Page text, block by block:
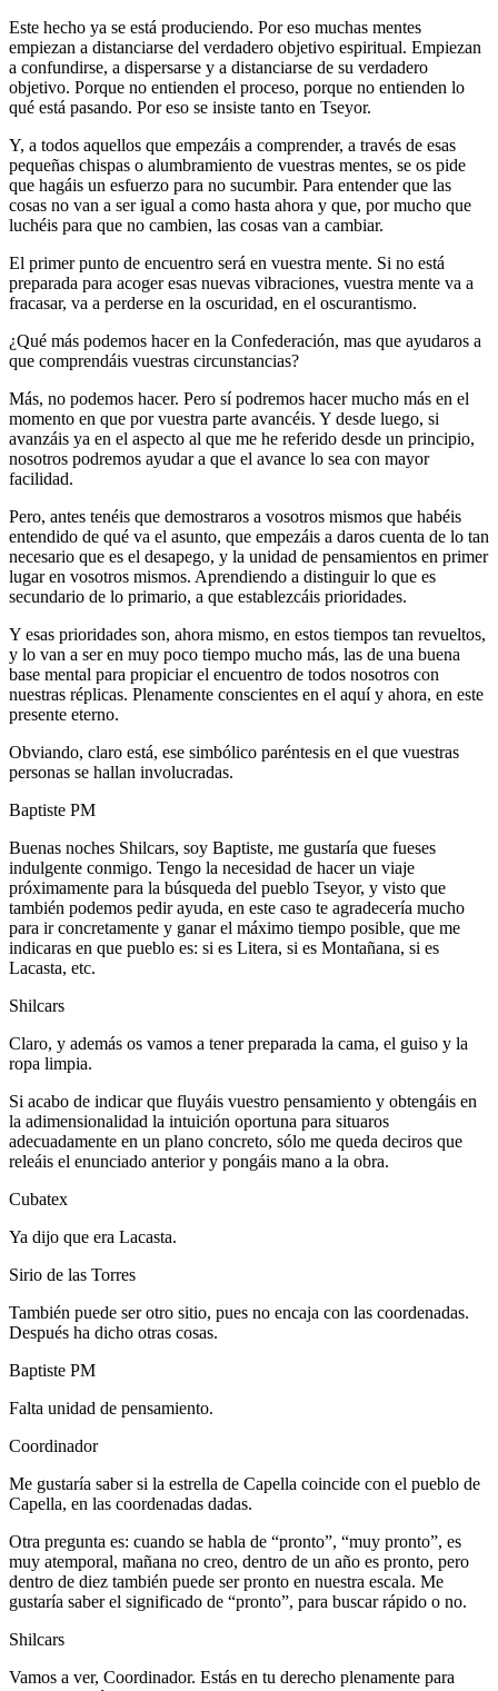
Este hecho ya se está produciendo. Por eso muchas mentes
empiezan a distanciarse del verdadero objetivo espiritual. Empiezan
a confundirse, a dispersarse y a distanciarse de su verdadero
objetivo. Porque no entienden el proceso, porque no entienden lo
qué está pasando. Por eso se insiste tanto en Tseyor.
Y, a todos aquellos que empezáis a comprender, a través de esas
pequeñas chispas o alumbramiento de vuestras mentes, se os pide
que hagáis un esfuerzo para no sucumbir. Para entender que las
cosas no van a ser igual a como hasta ahora y que, por mucho que
luchéis para que no cambien, las cosas van a cambiar.
El primer punto de encuentro será en vuestra mente. Si no está
preparada para acoger esas nuevas vibraciones, vuestra mente va a
fracasar, va a perderse en la oscuridad, en el oscurantismo.
¿Qué más podemos hacer en la Confederación, mas que ayudaros a
que comprendáis vuestras circunstancias?
Más, no podemos hacer. Pero sí podremos hacer mucho más en el
momento en que por vuestra parte avancéis. Y desde luego, si
avanzáis ya en el aspecto al que me he referido desde un principio,
nosotros podremos ayudar a que el avance lo sea con mayor
facilidad.
Pero, antes tenéis que demostraros a vosotros mismos que habéis
entendido de qué va el asunto, que empezáis a daros cuenta de lo tan
necesario que es el desapego, y la unidad de pensamientos en primer
lugar en vosotros mismos. Aprendiendo a distinguir lo que es
secundario de lo primario, a que establezcáis prioridades.
Y esas prioridades son, ahora mismo, en estos tiempos tan revueltos,
y lo van a ser en muy poco tiempo mucho más, las de una buena
base mental para propiciar el encuentro de todos nosotros con
nuestras réplicas. Plenamente conscientes en el aquí y ahora, en este
presente eterno.
Obviando, claro está, ese simbólico paréntesis en el que vuestras
personas se hallan involucradas.
Baptiste PM
Buenas noches Shilcars, soy Baptiste, me gustaría que fueses
indulgente conmigo. Tengo la necesidad de hacer un viaje
próximamente para la búsqueda del pueblo Tseyor, y visto que
también podemos pedir ayuda, en este caso te agradecería mucho
para ir concretamente y ganar el máximo tiempo posible, que me
indicaras en que pueblo es: si es Litera, si es Montañana, si es
Lacasta, etc.
Shilcars
Claro, y además os vamos a tener preparada la cama, el guiso y la
ropa limpia.
Si acabo de indicar que fluyáis vuestro pensamiento y obtengáis en
la adimensionalidad la intuición oportuna para situaros
adecuadamente en un plano concreto, sólo me queda deciros que
releáis el enunciado anterior y pongáis mano a la obra.
Cubatex
Ya dijo que era Lacasta.
Sirio de las Torres
También puede ser otro sitio, pues no encaja con las coordenadas.
Después ha dicho otras cosas.
Baptiste PM
Falta unidad de pensamiento.
Coordinador
Me gustaría saber si la estrella de Capella coincide con el pueblo de
Capella, en las coordenadas dadas.
Otra pregunta es: cuando se habla de “pronto”, “muy pronto”, es
muy atemporal, mañana no creo, dentro de un año es pronto, pero
dentro de diez también puede ser pronto en nuestra escala. Me
gustaría saber el significado de “pronto”, para buscar rápido o no.
Shilcars
Vamos a ver, Coordinador. Estás en tu derecho plenamente para